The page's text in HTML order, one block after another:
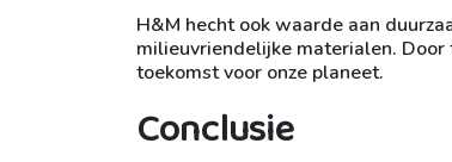
H&M hecht ook waarde aan
milieuvriendelijke materialen. Door
toekomst voor onze planeet.
Conclusie